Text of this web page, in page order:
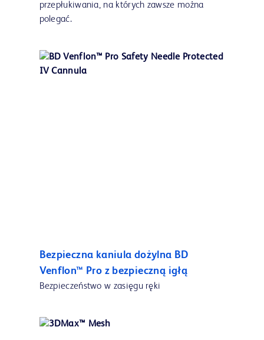
przepłukiwania, na których zawsze można
polegać.
Bezpieczna kaniula dożylna BD
Venflon™ Pro z bezpieczną igłą
Bezpieczeństwo w zasięgu ręki